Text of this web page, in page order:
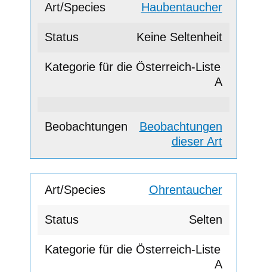
Haubentaucher
Keine Seltenheit
A
Beobachtungen
dieser Art
Ohrentaucher
Selten
A